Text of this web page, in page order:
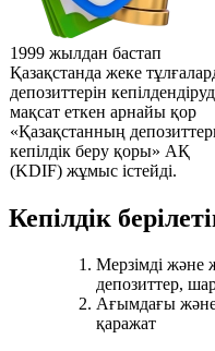
1999 жылдан бастап
Қазақстанда жеке
депозиттерін
мақсат еткен арнайы қор
«Қазақстанның
кепілдік беру қоры» АҚ
(KDIF) жұмыс істейді.
Кепілдік
Мерзімді және
депозиттер,
Ағымдағы
қаражат